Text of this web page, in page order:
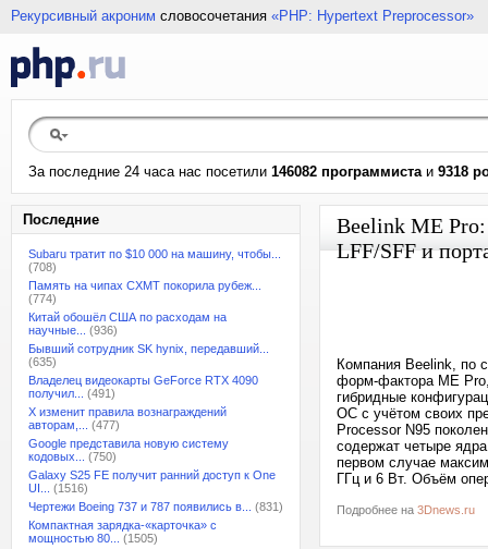
Рекурсивный акроним словосочетания «PHP: Hypertext Preprocessor»
За последние 24 часа нас посетили 146082 программистаи 9318
Последние
Subaru тратит по $10 000 на машину, чтобы...
(708)
Память на чипах CXMT покорила рубеж...
(774)
Китай обошёл США по расходам на
научные...
(936)
Бывший сотрудник SK hynix, передавший...
(635)
Владелец видеокарты GeForce RTX 4090
получил...
(491)
X изменит правила вознаграждений
авторам,...
(477)
Google представила новую систему
кодовых...
(750)
Galaxy S25 FE получит ранний доступ к One
UI...
(1516)
Чертежи Boeing 737 и 787 появились в...
(831)
Компактная зарядка-«карточка» с
мощностью 80...
(1505)
Beelink ME
LFF/SFF и
Компания Beelink, по
форм-фактора ME
гибридные
ОС с учётом своих
Processor N95
содержат четыре
первом случае
ГГц и 6 Вт. Объём
Подробнее на 3Dnews.ru